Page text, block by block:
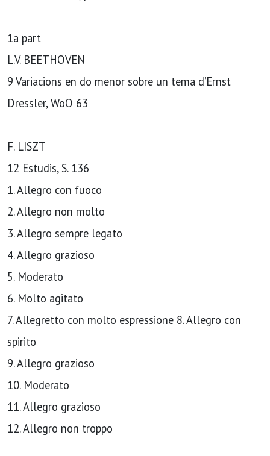
1a part
L.V. BEETHOVEN
9 Variacions en do menor sobre un tema d’Ernst
Dressler, WoO 63
F. LISZT
12 Estudis, S. 136
1. Allegro con fuoco
2. Allegro non molto
3. Allegro sempre legato
4. Allegro grazioso
5. Moderato
6. Molto agitato
7. Allegretto con molto espressione 8. Allegro con
spirito
9. Allegro grazioso
10. Moderato
11. Allegro grazioso
12. Allegro non troppo